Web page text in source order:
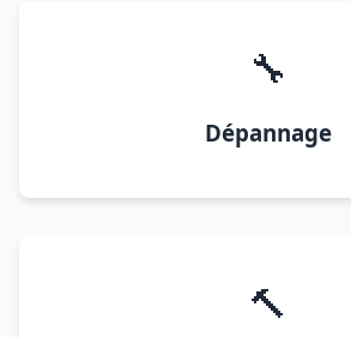
🔧
Dépannage
🔨